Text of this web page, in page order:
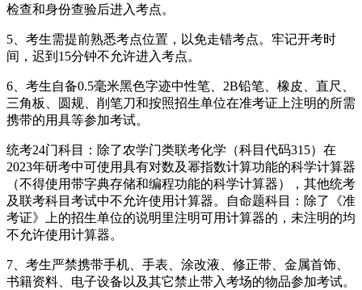
检查和身份查验后进入考点。
5、考生需提前熟悉考点位置，以免走错考点。牢记开考时
间，迟到15分钟不允许进入考点。
6、考生自备0.5毫米黑色字迹中性笔、2B铅笔、橡皮、直尺、
三角板、圆规、削笔刀和按照招生单位在准考证上注明的所需
携带的用具等参加考试。
统考24门科目：除了农学门类联考化学（科目代码315）在
2023年研考中可使用具有对数及幂指数计算功能的科学计算器
（不得使用带字典存储和编程功能的科学计算器），其他统考
及联考科目考试中不允许使用计算器。自命题科目：除了《准
考证》上的招生单位的说明里注明可用计算器的，未注明的均
不允许使用计算器。
7、考生严禁携带手机、手表、涂改液、修正带、金属首饰、
书籍资料、电子设备以及其它禁止带入考场的物品参加考试。